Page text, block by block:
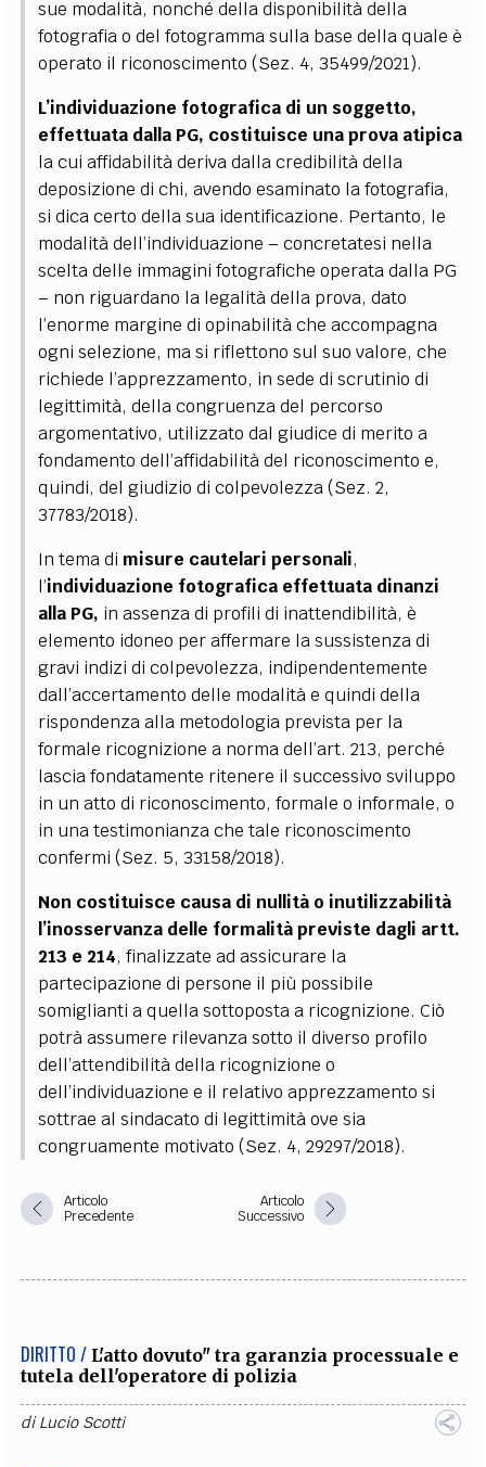
sue modalità, nonché della disponibilità della
fotografia o del fotogramma sulla base della quale è
operato il riconoscimento (Sez. 4, 35499/2021).
L’individuazione fotografica di un soggetto,
effettuata dalla PG, costituisce una prova atipica
la cui affidabilità deriva dalla credibilità della
deposizione di chi, avendo esaminato la fotografia,
si dica certo della sua identificazione. Pertanto, le
modalità dell’individuazione–concretatesi nella
scelta delle immagini fotografiche operata dalla PG
– non riguardano la legalità della prova, dato
l’enorme margine di opinabilità che accompagna
ogni selezione, ma si riflettono sul suo valore, che
richiede l’apprezzamento, in sede di scrutinio di
legittimità, della congruenza del percorso
argomentativo, utilizzato dal giudice di merito a
fondamento dell’affidabilità del riconoscimento e,
quindi, del giudizio di colpevolezza (Sez. 2,
37783/2018).
In tema di misure cautelari personali,
l’individuazione fotografica effettuata dinanzi
alla PG, in assenza di profili di inattendibilità, è
elemento idoneo per affermare la sussistenza di
gravi indizi di colpevolezza, indipendentemente
dall’accertamento delle modalità e quindi della
rispondenza alla metodologia prevista per la
formale ricognizione a norma dell’art. 213, perché
lascia fondatamente ritenere il successivo sviluppo
in un atto di riconoscimento, formale o informale, o
in una testimonianza che tale riconoscimento
confermi (Sez. 5, 33158/2018).
Non costituisce causa di nullità o inutilizzabilità
l’inosservanza delle formalità previste dagli artt.
213 e 214, finalizzate ad assicurare la
partecipazione di persone il più possibile
somiglianti a quella sottoposta a ricognizione. Ciò
potrà assumere rilevanza sotto il diverso profilo
dell’attendibilità della ricognizione o
dell’individuazione e il relativo apprezzamento si
sottrae al sindacato di legittimità ove sia
congruamente motivato (Sez. 4, 29297/2018).
Articolo
Precedente
Articolo
Successivo
DIRITTO / L'atto dovuto" tra garanzia processuale e
tutela dell'operatore di polizia
diLucio Scotti